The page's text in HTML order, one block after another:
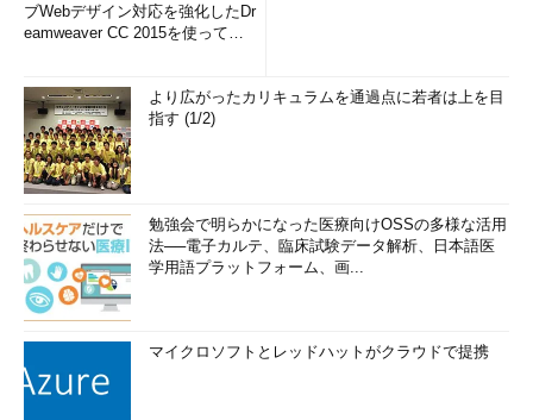
ブWebデザイン対応を強化したDr
eamweaver CC 2015を使って
より広がったカリキュラムを通過点に若者は上を目
指す (1/2)
勉強会で明らかになった医療向けOSSの多様な活用
法──電子カルテ、臨床試験データ解析、日本語医
学用語プラットフォーム、画...
マイクロソフトとレッドハットがクラウドで提携